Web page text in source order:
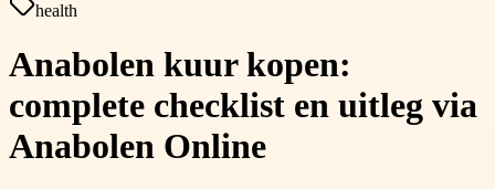
health
Anabolen kuur kopen:
complete checklist en uitleg via
Anabolen Online